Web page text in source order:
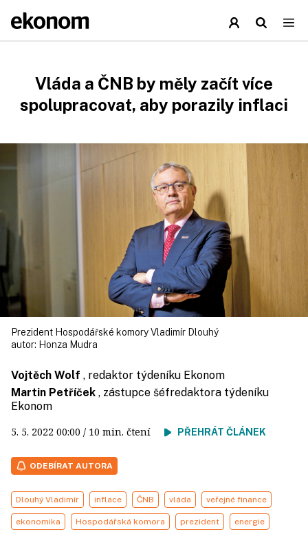
Vláda a ČNB by měly začít více
spolupracovat, aby porazily inflaci
Prezident Hospodářské komory Vladimír Dlouhý
autor: Honza Mudra
Vojtěch Wolf , redaktor týdeníku Ekonom
Martin Petříček , zástupce šéfredaktora týdeníku
Ekonom
5. 5. 2022 00:00 / 10 min. čtení PŘEHRÁT ČLÁNEK
ODEBÍRAT AUTORA
Dlouhý Vladimír inflace ČNB vláda veřejné finance
ekonomika Hospodářská komora prezident energie